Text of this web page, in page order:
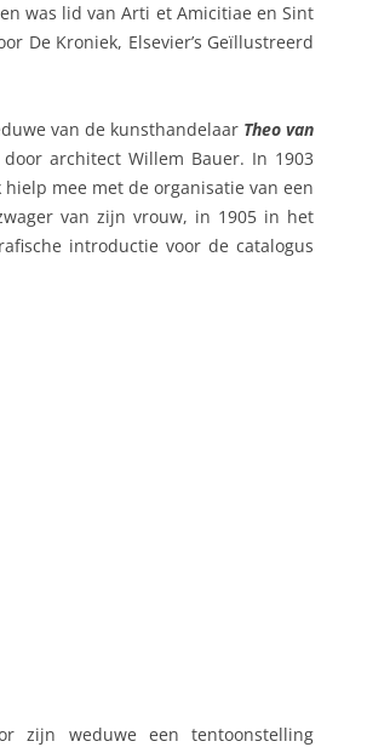
CAREL WILHELM VAN DER KOP
VAN DER KOP (CARBASIUS) (1861)
MARIA VAN DER KOP (VREEDE)
(1863)
was lid van Arti et Amicitiae en Sint
De Kroniek, Elsevier’s Geïllustreerd
van de kunsthandelaar Theo van
architect Willem Bauer. In 1903
mee met de organisatie van een
van zijn vrouw, in 1905 in het
introductie voor de catalogus
zijn weduwe een tentoonstelling